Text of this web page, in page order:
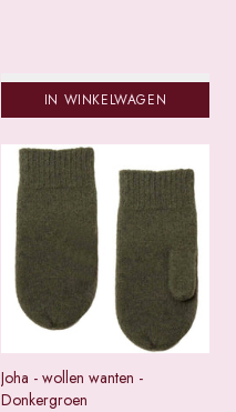
IN WINKELWAGEN
Joha - wollen wanten -
Donkergroen